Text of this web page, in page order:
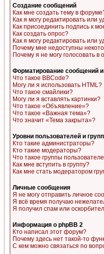
Создание сообщений
Как мне создать тему в
Как я могу редактировать или
Как присоединить подпись к
Как создать опрос?
Как я могу редактировать или
Почему мне недоступны
Почему я не могу голосовать в
Форматирование сообщений
Что такое BBCode?
Могу ли я использовать HTML?
Что такое смайлики?
Могу ли я вставлять картинки?
Что такое «Объявление»?
Что такое «Важная тема»?
Что значит «Тема закрыта»?
Уровни пользователей и
Кто такие администраторы?
Кто такие модераторы?
Что такое группы
Как мне вступить в группу?
Как мне стать модератором
Личные сообщения
Я не могу отправить личное
Я всё время получаю
Я получил спам или
Информация о phpBB 2
Кто написал этот форум?
Почему здесь нет такой-то
С кем можно связаться по